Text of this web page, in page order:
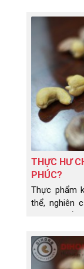
THỰC HƯ
PHÚC?
Thực phẩm
thể, nghiên
ta vẫn đồn